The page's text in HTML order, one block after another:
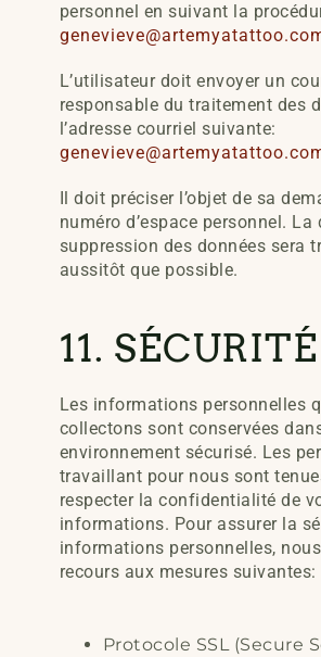
personnel en suivant la
L’utilisateur doit envoyer un
responsable du traitement des
l’adresse courriel suivante:
Il doit préciser l’objet de sa
numéro d’espace personnel. La
suppression des données sera
aussitôt que possible.
11. SÉCURITÉ
Les informations personnelles
collectons sont conservées
environnement sécurisé. Les
travaillant pour nous sont
respecter la confidentialité de
informations. Pour assurer la
informations personnelles,
recours aux mesures suivantes:
Protocole SSL (Secure